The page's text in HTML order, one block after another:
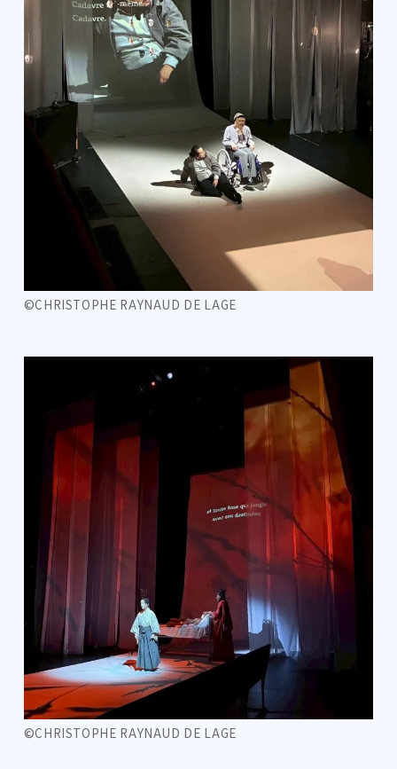
©CHRISTOPHE RAYNAUD DE LAGE
©CHRISTOPHE RAYNAUD DE LAGE